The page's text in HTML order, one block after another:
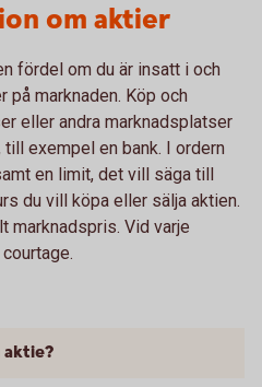
om aktier
fördel om du är insatt i och
marknaden. Köp och
eller andra marknadsplatser
exempel en bank. I ordern
en limit, det vill säga till
du vill köpa eller sälja aktien.
marknadspris. Vid varje
aktie?